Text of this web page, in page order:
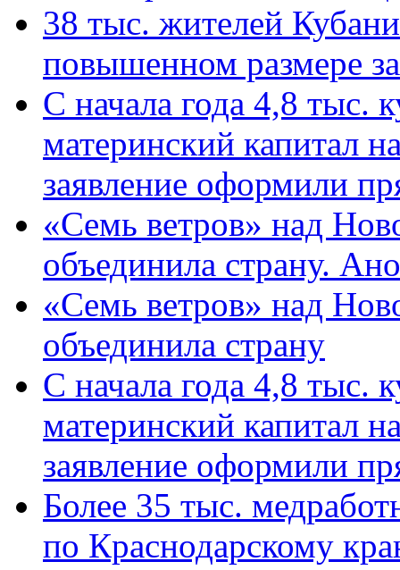
38 тыс. жителей
повышенном размере
С начала года 4,8 тыс.
материнский капитал
заявление оформили
«Семь ветров» над
объединила страну.
«Семь ветров» над
объединила страну
С начала года 4,8 тыс.
материнский капитал
заявление оформили
Более 35 тыс.
по Краснодарскому